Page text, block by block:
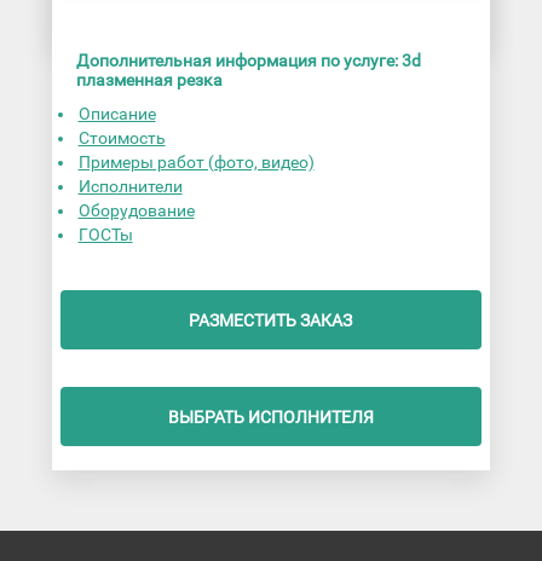
Дополнительная информация по услуге: 3d
плазменная резка
Описание
Стоимость
Примеры работ (фото, видео)
Исполнители
Оборудование
ГОСТы
РАЗМЕСТИТЬ ЗАКАЗ
ВЫБРАТЬ ИСПОЛНИТЕЛЯ